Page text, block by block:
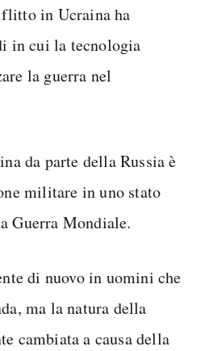
in Ucraina ha
in cui la tecnologia
la guerra nel
da parte della Russia è
militare in uno stato
Guerra Mondiale.
di nuovo in uomini che
ma la natura della
cambiata a causa della